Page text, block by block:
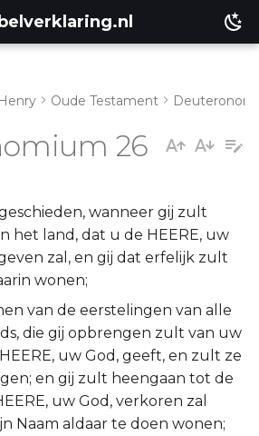
15
19
Oude Testament
26
wanneer gij zult
het land, dat u de HEERE, uw
zal, en gij dat erfelijk zult
wonen;
van de eerstelingen van alle
die gij opbrengen zult van uw
uw God, geeft, en zult ze
en gij zult heengaan tot de
uw God, verkoren zal
Naam aldaar te doen wonen;